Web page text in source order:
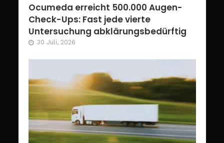
Ocumeda erreicht 500.000 Augen-
Check-Ups: Fast jede vierte
Untersuchung abklärungsbedürftig
30 Juli, 2026